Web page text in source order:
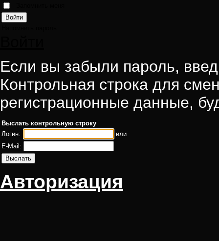
Если вы забыли пароль,
Контрольная строка для
регистрационные данные,
Выслать контрольную строку
Логин:
или
E-Mail:
Авторизация